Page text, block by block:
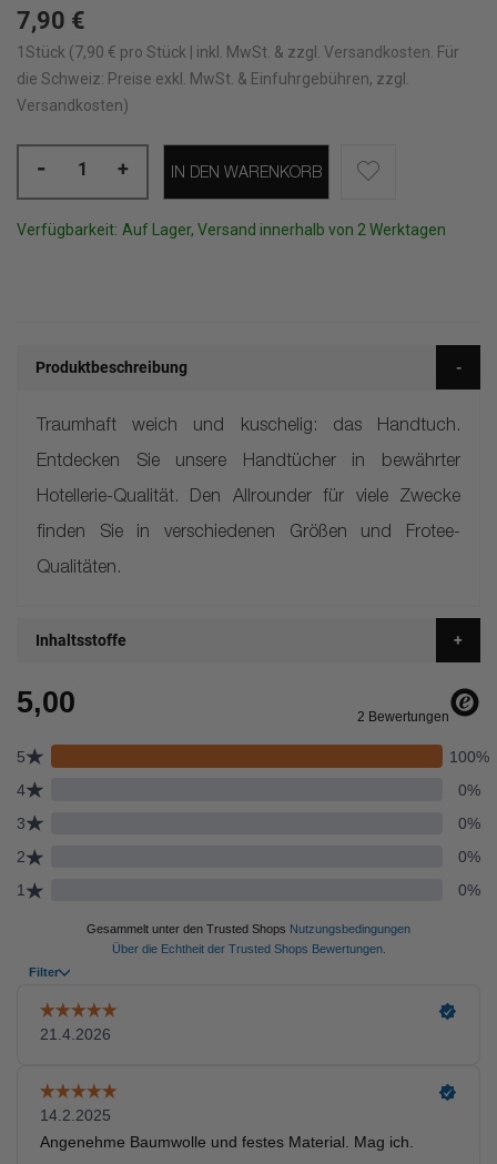
7,90 €
1Stück (7,90 € pro Stück | inkl. MwSt. & zzgl. Versandkosten Für
die Schweiz: Preise exkl. MwSt. & Einfuhrgebühren, zzgl.
Versandkosten)
- + IN DEN WARENKORB
Verfügbarkeit: Auf Lager, Versand innerhalb von 2 Werktagen
Produktbeschreibung
Traumhaft weich und kuschelig: das Handtuch.
Entdecken Sie unsere Handtücher in bewährter
Hotellerie-Qualität. Den Allrounder für viele Zwecke
finden Sie in verschiedenen Größen und Frotee-
Qualitäten.
Inhaltsstoffe